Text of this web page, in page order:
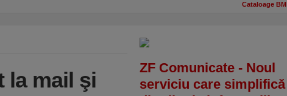
Cataloage BM
la mail şi
ZF Comunicate - Noul
serviciu care simplifică